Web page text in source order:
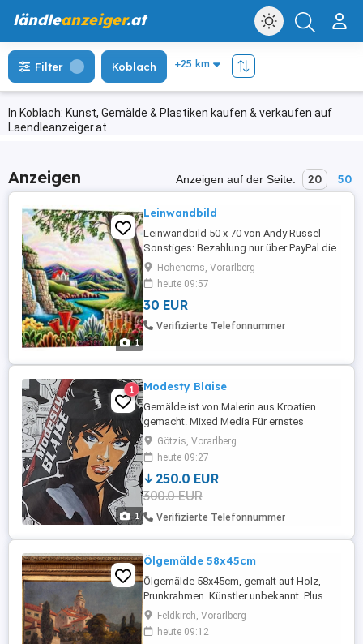
ländleanzeiger.at
In Koblach: Kunst, Gemälde & Plastiken kaufen & verkaufen auf
Laendleanzeiger.at
Filter Koblach
Anzeigen Anzeigen auf der Seite: 20 50
1
Leinwandbild
Leinwandbild 50 x 70 von Andy Russel
Sonstiges: Bezahlung nur über PayPal die
Lieferung des Artikels wird von mir selbst
veranlasst
Hohenems, Vorarlberg
heute 09:57
30 EUR
Verifizierte Telefonnummer
1
1 Modesty Blaise
Gemälde ist von Malerin aus Kroatien
gemacht. Mixed Media Für ernstes
Interesse wird zur ihr weitergeleitet.
Götzis, Vorarlberg
heute 09:27
250.0 EUR
300.0 EUR
Verifizierte Telefonnummer
Ölgemälde 58x45cm
Ölgemälde 58x45cm, gemalt auf Holz,
Prunkrahmen. Künstler unbekannt. Plus
Versandkosten.
Feldkirch, Vorarlberg
heute 09:12